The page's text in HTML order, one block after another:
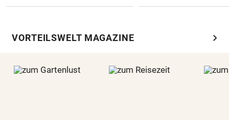
VORTEILSWELT MAGAZINE chevron_right